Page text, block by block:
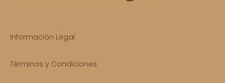
Información Legal
Términos y Condiciones